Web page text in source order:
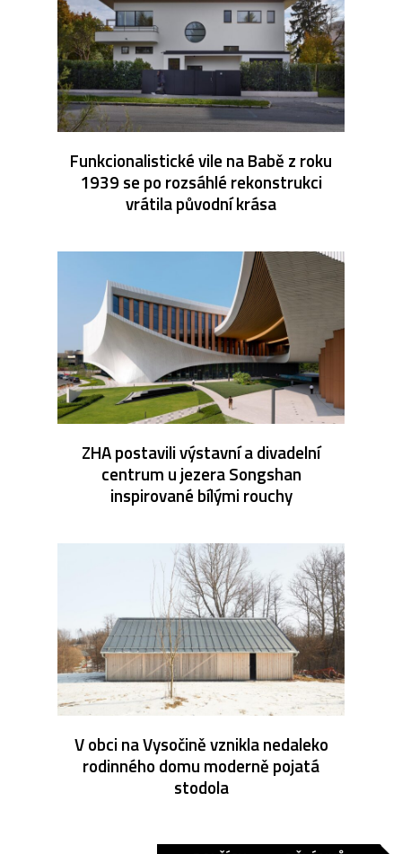
Funkcionalistické vile na Babě z roku
1939 se po rozsáhlé rekonstrukci
vrátila původní krása
ZHA postavili výstavní a divadelní
centrum u jezera Songshan
inspirované bílými rouchy
V obci na Vysočině vznikla nedaleko
rodinného domu moderně pojatá
stodola